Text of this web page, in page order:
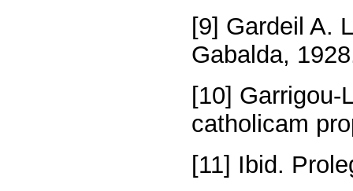
[9] Gardeil A.
Gabalda,
[10] Garrigou-
catholicam
[11] Ibid.